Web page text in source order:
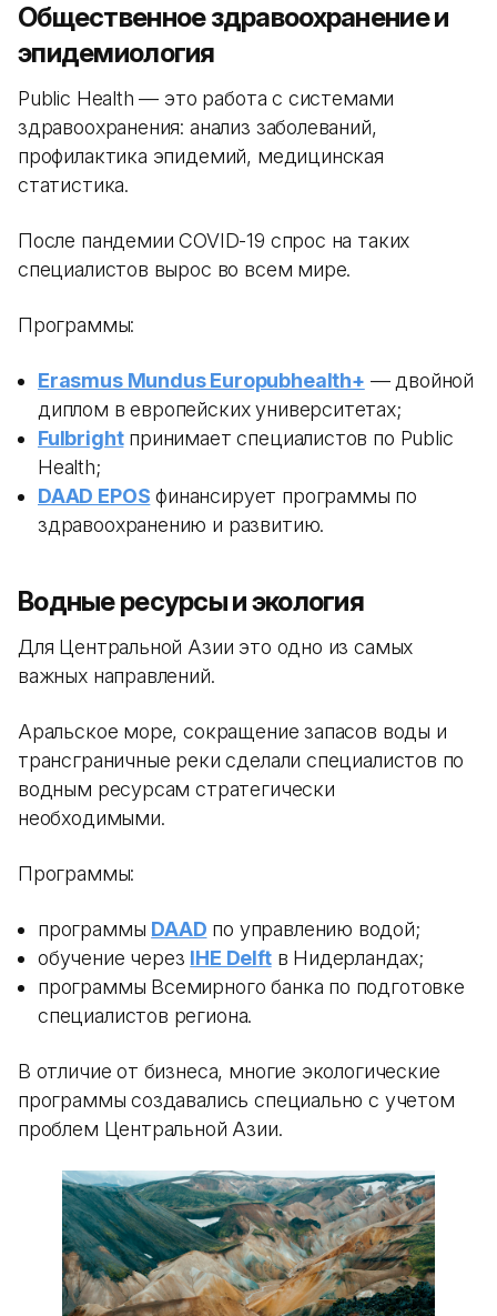
Общественное здравоохранение и
эпидемиология
Public Health — это работа с системами
здравоохранения: анализ заболеваний,
профилактика эпидемий, медицинская
статистика.
После пандемии COVID-19 спрос на таких
специалистов вырос во всем мире.
Программы:
Erasmus Mundus Europubhealth+ — двойной
диплом в европейских университетах;
Fulbrightпринимает специалистов по Public
Health;
DAAD EPOS финансирует программы по
здравоохранению и развитию.
Водные ресурсы и экология
Для Центральной Азии это одно из самых
важных направлений.
Аральское море, сокращение запасов воды и
трансграничные реки сделали специалистов по
водным ресурсам стратегически
необходимыми.
Программы:
программы DAAD по управлению водой;
обучение через IHE Delftв Нидерландах;
программы Всемирного банка по подготовке
специалистов региона.
В отличие от бизнеса, многие экологические
программы создавались специально с учетом
проблем Центральной Азии.